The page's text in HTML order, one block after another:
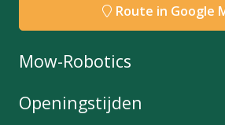
Route in Google
Mow-Robotics
Openingstijden